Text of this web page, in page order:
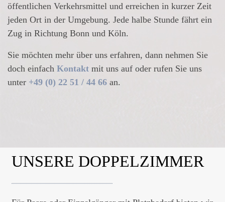
öffentlichen Verkehrsmittel und erreichen in kurzer Zeit
jeden Ort in der Umgebung. Jede halbe Stunde fährt ein
Zug in Richtung Bonn und Köln.
Sie möchten mehr über uns erfahren, dann nehmen Sie
doch einfach Kontakt mit uns auf oder rufen Sie uns
unter +49 (0) 22 51 / 44 66 an.
UNSERE DOPPELZIMMER
UNSER
FRÜHSTÜCKSBUFFET